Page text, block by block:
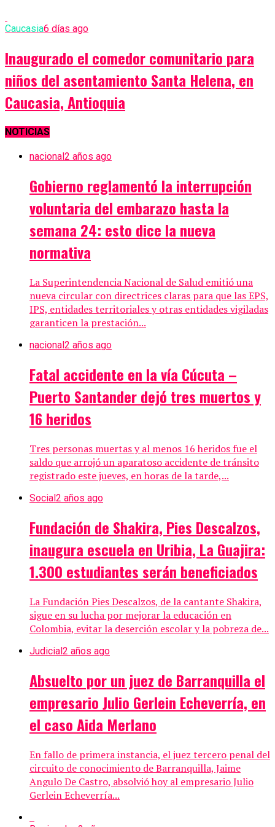
Caucasia6 días ago
Inaugurado el comedor comunitario para
niños del asentamiento Santa Helena, en
Caucasia, Antioquia
NOTICIAS
nacional 2 años ago
Gobierno reglamentó la interrupción
voluntaria del embarazo hasta la
semana 24: esto dice la nueva
normativa
La Superintendencia Nacional de Salud emitió una
nueva circular con directrices claras para que las EPS,
IPS, entidades territoriales y otras entidades vigiladas
garanticen la prestación...
nacional 2 años ago
Fatal accidente en la vía Cúcuta –
Puerto Santander dejó tres muertos y
16 heridos
Tres personas muertas y al menos 16 heridos fue el
saldo que arrojó un aparatoso accidente de tránsito
registrado este jueves, en horas de la tarde,...
Social2 años ago
Fundación de Shakira, Pies Descalzos,
inaugura escuela en Uribia, La Guajira:
1.300 estudiantes serán beneficiados
La Fundación Pies Descalzos, de la cantante Shakira,
sigue en su lucha por mejorar la educación en
Colombia, evitar la deserción escolar y la pobreza de...
Judicial2 años ago
Absuelto por un juez de Barranquilla el
empresario Julio Gerlein Echeverría, en
el caso Aida Merlano
En fallo de primera instancia, el juez tercero penal del
circuito de conocimiento de Barranquilla, Jaime
Angulo De Castro, absolvió hoy al empresario Julio
Gerlein Echeverría...